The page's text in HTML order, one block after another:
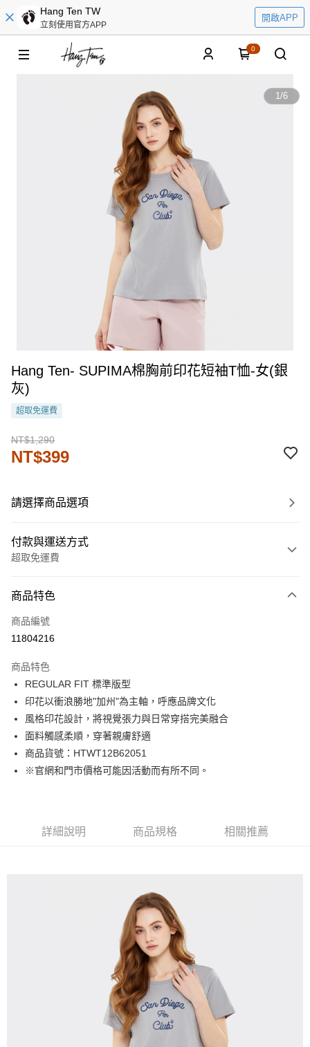
Hang Ten TW
立刻使用官方APP
開啟APP
0
1/6
Hang Ten- SUPIMA棉胸前印花短袖T恤-女(銀
灰)
超取免運費
NT$1,290
NT$399
請選擇商品選項
付款與運送方式
超取免運費
信用卡一次付款
LINE Pay
街口支付
悠遊付
Google Pay
貨到付款
每筆NT$130，滿NT$1,000(含以上)免運費
商品特色
商品編號
11804216
商品特色
REGULAR FIT 標準版型
印花以衝浪勝地"加州"為主軸，呼應品牌文化
風格印花設計，將視覺張力與日常穿搭完美融合
面料觸感柔順，穿著親膚舒適
商品貨號：HTWT12B62051
※官網和門市價格可能因活動而有所不同。
詳細說明 商品規格 相關推薦